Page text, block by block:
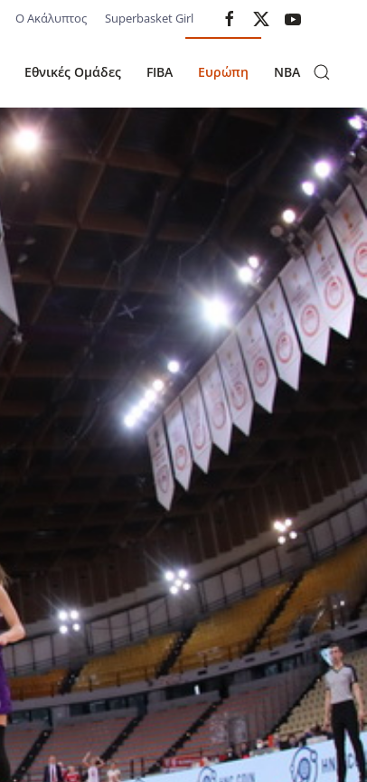
Ο Ακάλυπτος Superbasket Girl
Εθνικές Ομάδες FIBA Ευρώπη NBA